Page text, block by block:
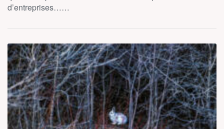
d’entreprises……